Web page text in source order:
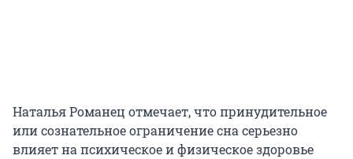
Наталья Романец отмечает, что принудительное
или сознательное ограничение сна серьезно
влияет на психическое и физическое здоровье